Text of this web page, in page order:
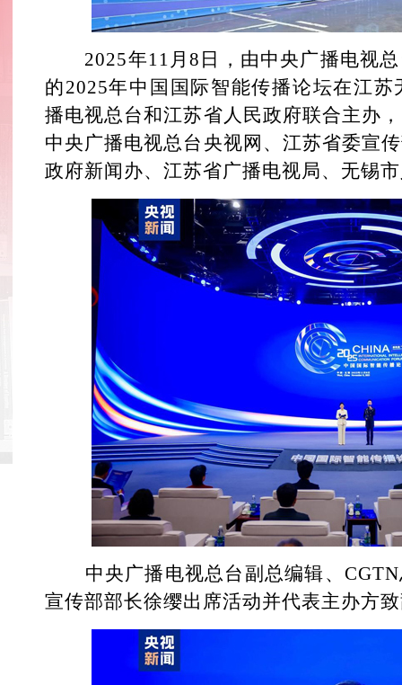
2025年11月8日，由中央广播电视总
的2025年中国国际智能传播论坛在江
播电视总台和江苏省人民政府联合主办
中央广播电视总台央视网、江苏省委宣
政府新闻办、江苏省广播电视局、无锡
中央广播电视总台副总编辑、CGTN
宣传部部长徐缨出席活动并代表主办方